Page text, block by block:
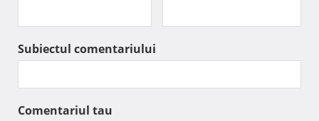
Subiectul comentariului
Comentariul tau